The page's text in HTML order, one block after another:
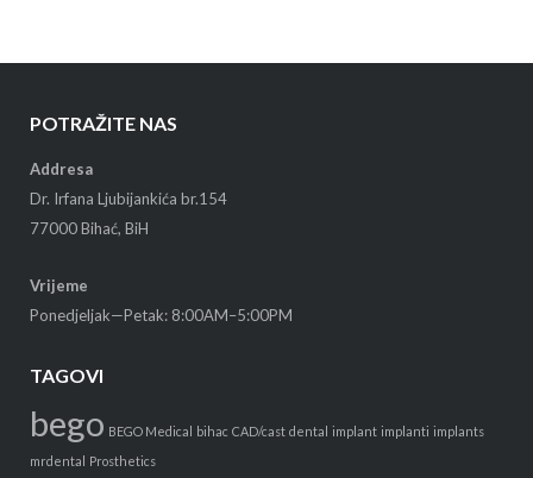
POTRAŽITE NAS
Addresa
Dr. Irfana Ljubijankića br.154
77000 Bihać, BiH
Vrijeme
Ponedjeljak—Petak: 8:00AM–5:00PM
TAGOVI
bego BEGO Medical bihac CAD/cast dental implant implanti implants
mrdental Prosthetics